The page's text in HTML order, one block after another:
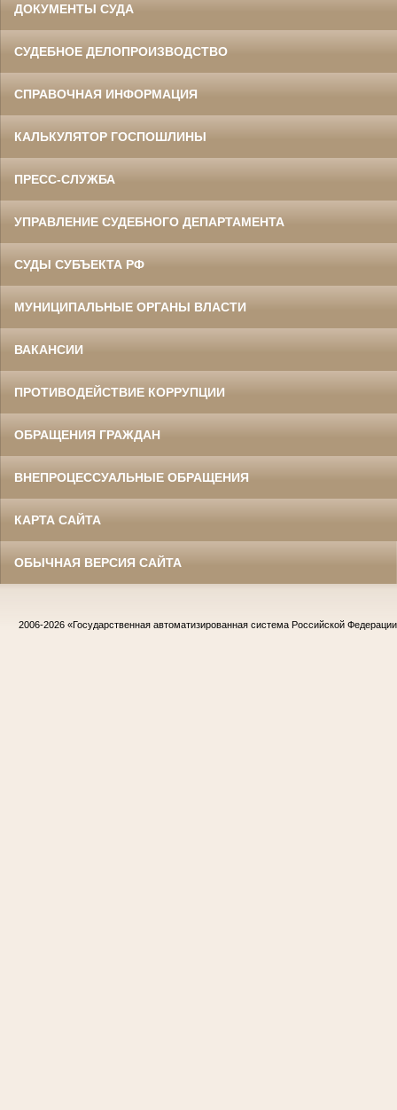
ДОКУМЕНТЫ СУДА
СУДЕБНОЕ ДЕЛОПРОИЗВОДСТВО
СПРАВОЧНАЯ ИНФОРМАЦИЯ
КАЛЬКУЛЯТОР ГОСПОШЛИНЫ
ПРЕСС-СЛУЖБА
УПРАВЛЕНИЕ СУДЕБНОГО ДЕПАРТАМЕНТА
СУДЫ СУБЪЕКТА РФ
МУНИЦИПАЛЬНЫЕ ОРГАНЫ ВЛАСТИ
ВАКАНСИИ
ПРОТИВОДЕЙСТВИЕ КОРРУПЦИИ
ОБРАЩЕНИЯ ГРАЖДАН
ВНЕПРОЦЕССУАЛЬНЫЕ ОБРАЩЕНИЯ
КАРТА САЙТА
ОБЫЧНАЯ ВЕРСИЯ САЙТА
2006-2026 «Государственная автоматизированная система Российской